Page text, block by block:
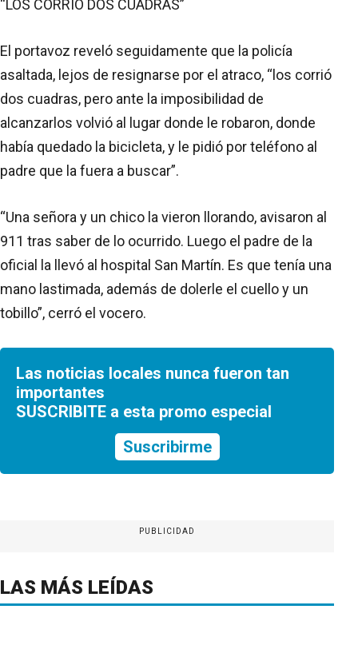
“LOS CORRIÓ DOS CUADRAS”
El portavoz reveló seguidamente que la policía
asaltada, lejos de resignarse por el atraco, “los corrió
dos cuadras, pero ante la imposibilidad de
alcanzarlos volvió al lugar donde le robaron, donde
había quedado la bicicleta, y le pidió por teléfono al
padre que la fuera a buscar”.
“Una señora y un chico la vieron llorando, avisaron al
911 tras saber de lo ocurrido. Luego el padre de la
oficial la llevó al hospital San Martín. Es que tenía una
mano lastimada, además de dolerle el cuello y un
tobillo”, cerró el vocero.
Las noticias locales nunca fueron tan
importantes
SUSCRIBITE a esta promo especial
Suscribirme
PUBLICIDAD
LAS MÁS LEÍDAS